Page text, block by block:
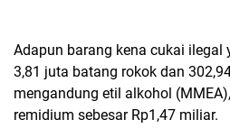
Adapun barang kena cukai ilegal
3,81 juta batang rokok dan
mengandung etil alkohol
remidium sebesar Rp1,47 miliar.